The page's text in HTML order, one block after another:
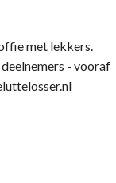
met lekkers.
- vooraf